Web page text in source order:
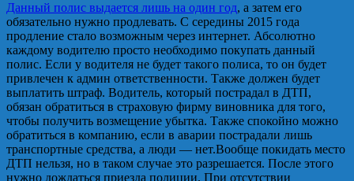
Данный полис выдается лишь на один год, а затем его
обязательно нужно продлевать. С середины 2015 года
продление стало возможным через интернет. Абсолютно
каждому водителю просто необходимо покупать данный
полис. Если у водителя не будет такого полиса, то он будет
привлечен к админ ответственности. Также должен будет
выплатить штраф. Водитель, который пострадал в ДТП,
обязан обратиться в страховую фирму виновника для того,
чтобы получить возмещение убытка. Также спокойно можно
обратиться в компанию, если в аварии пострадали лишь
транспортные средства, а люди — нет.Вообще покидать место
ДТП нельзя, но в таком случае это разрешается. После этого
нужно дождаться приезда полиции. При отсутствии